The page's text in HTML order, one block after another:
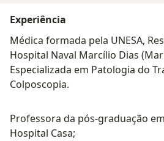
Experiência
Médica formada pela UNESA,
Hospital Naval Marcílio Dias
Especializada em Patologia do
Colposcopia.
Professora da pós-graduação
Hospital Casa;